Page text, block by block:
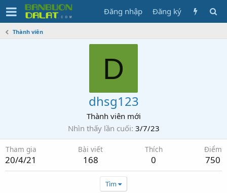
Đăng nhập Đăng ký
Thành viên
D
dhsg123
Thành viên mới
Nhìn thấy lần cuối 3/7/23
Tham gia
20/4/21
Bài viết
168
Thích
0
Điểm
750
Tìm